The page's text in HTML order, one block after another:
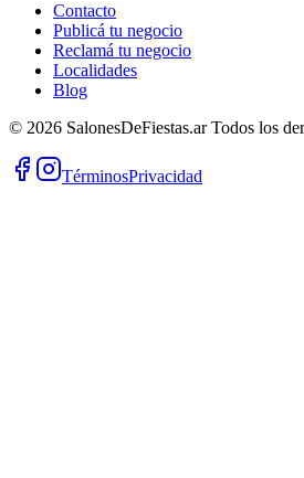
Contacto
Publicá tu negocio
Reclamá tu negocio
Localidades
Blog
© 2026 SalonesDeFiestas.arTodos los
TérminosPrivacidad